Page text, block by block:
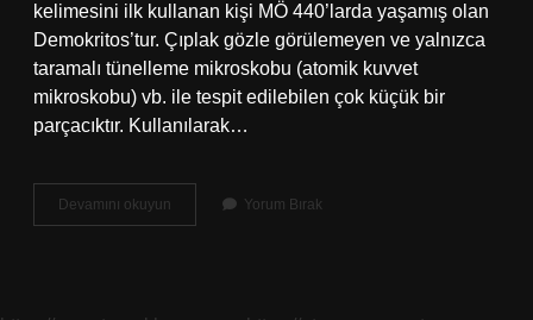
kelimesini ilk kullanan kişi MÖ 440’larda yaşamış olan
Demokritos’tur. Çıplak gözle görülemeyen ve yalnızca
taramalı tünelleme mikroskobu (atomik kuvvet
mikroskobu) vb. ile tespit edilebilen çok küçük bir
parçacıktır. Kullanılarak…
Devamını okuyun
Hakkında
Yorum Bırak